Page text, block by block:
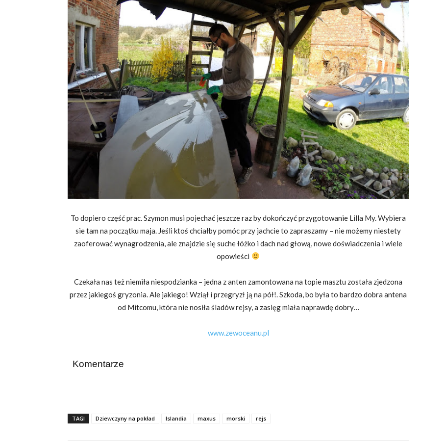
To dopiero część prac. Szymon musi pojechać jeszcze raz by dokończyć przygotowanie Lilla My. Wybiera
sie tam na początku maja. Jeśli ktoś chciałby pomóc przy jachcie to zapraszamy – nie możemy niestety
zaoferować wynagrodzenia, ale znajdzie się suche łóżko i dach nad głową, nowe doświadczenia i wiele
opowieści
Czekała nas też niemiła niespodzianka – jedna z anten zamontowana na topie masztu została zjedzona
przez jakiegoś gryzonia. Ale jakiego! Wziął i przegryzł ją na pół!. Szkoda, bo była to bardzo dobra antena
od Mitcomu, która nie nosiła śladów rejsy, a zasięg miała naprawdę dobry…
www.zewoceanu.pl
Komentarze
TAGI Dziewczyny na pokład Islandia maxus morski rejs